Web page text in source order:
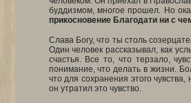
буддизмом, многое прошел. Но
прикосновение Благодати ни с
Слава Богу, что ты столь
Один человек рассказывал, как
счастья. Все то, что терзало,
понимание, что делать в жизни.
что для сохранения этого
он утратил это чувство.